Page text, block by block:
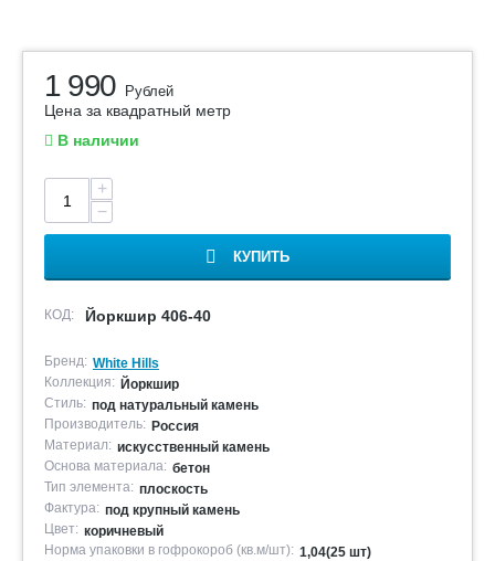
1 990 Рублей
Цена за квадратный метр
В наличии
+
−
КУПИТЬ
КОД: Йоркшир 406-40
Бренд: White Hills
Коллекция: Йоркшир
Стиль: под натуральный камень
Производитель: Россия
Материал: искусственный камень
Основа материала: бетон
Тип элемента: плоскость
Фактура: под крупный камень
Цвет: коричневый
Норма упаковки в гофрокороб (кв.м/шт): 1,04(25 шт)